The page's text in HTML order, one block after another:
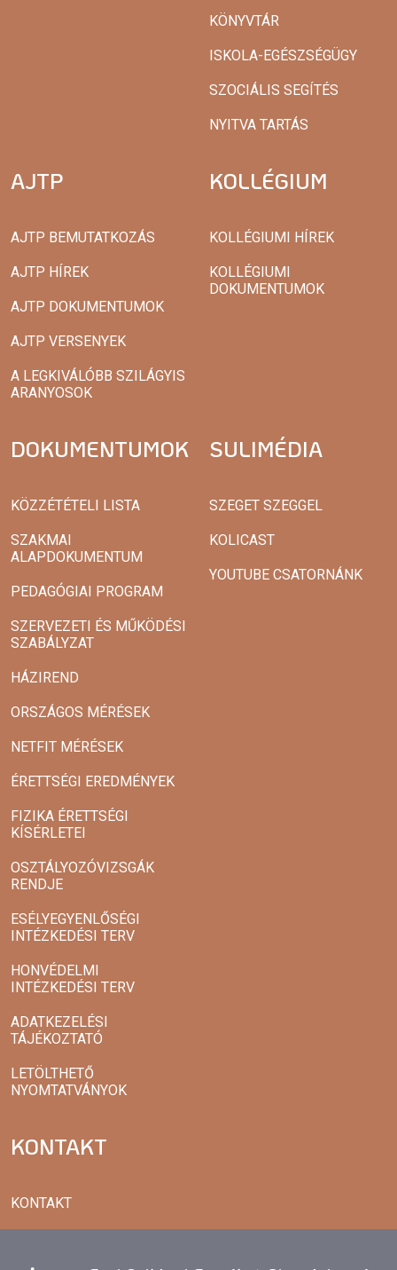
KÖNYVTÁR
ISKOLA-EGÉSZSÉGÜGY
SZOCIÁLIS SEGÍTÉS
NYITVA TARTÁS
AJTP
AJTP BEMUTATKOZÁS
AJTP HÍREK
AJTP DOKUMENTUMOK
AJTP VERSENYEK
A LEGKIVÁLÓBB SZILÁGYIS
ARANYOSOK
KOLLÉGIUM
KOLLÉGIUMI HÍREK
KOLLÉGIUMI
DOKUMENTUMOK
DOKUMENTUMOK
KÖZZÉTÉTELI LISTA
SZAKMAI
ALAPDOKUMENTUM
PEDAGÓGIAI PROGRAM
SZERVEZETI ÉS MŰKÖDÉSI
SZABÁLYZAT
HÁZIREND
ORSZÁGOS MÉRÉSEK
NETFIT MÉRÉSEK
ÉRETTSÉGI EREDMÉNYEK
FIZIKA ÉRETTSÉGI
KÍSÉRLETEI
OSZTÁLYOZÓVIZSGÁK
RENDJE
ESÉLYEGYENLŐSÉGI
INTÉZKEDÉSI TERV
HONVÉDELMI
INTÉZKEDÉSI TERV
ADATKEZELÉSI
TÁJÉKOZTATÓ
LETÖLTHETŐ
NYOMTATVÁNYOK
SULIMÉDIA
SZEGET SZEGGEL
KOLICAST
YOUTUBE CSATORNÁNK
KONTAKT
KONTAKT